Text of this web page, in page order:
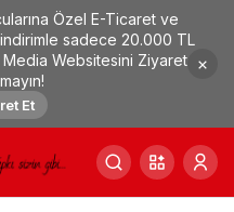
Özel E-Ticaret ve
indirimle sadece 20.000 TL
Media Websitesini Ziyaret
Et